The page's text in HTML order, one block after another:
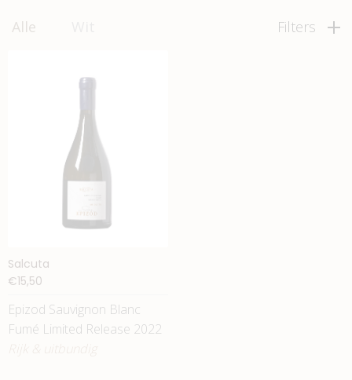
Alle Filters
Salcuta
€15,50
Epizod Sauvignon Blanc
Fumé Limited Release 2022
Rijk & uitbundig